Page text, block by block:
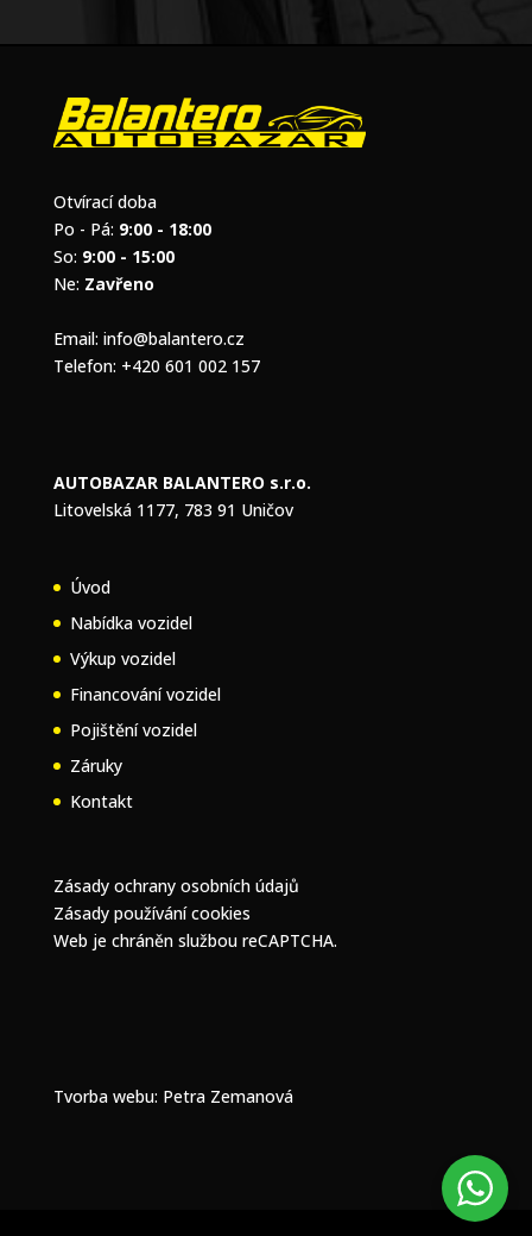
Otvírací doba
Po - Pá: 9:00 - 18:00
So: 9:00 - 15:00
Ne: Zavřeno
Email: info@balantero.cz
Telefon: +420 601 002 157
AUTOBAZAR BALANTERO s.r.o.
Litovelská 1177, 783 91 Uničov
Úvod
Nabídka vozidel
Výkup vozidel
Financování vozidel
Pojištění vozidel
Záruky
Kontakt
Zásady ochrany osobních údajů
Zásady používání cookies
Web je chráněn službou reCAPTCHA.
Tvorba webu: Petra Zemanová